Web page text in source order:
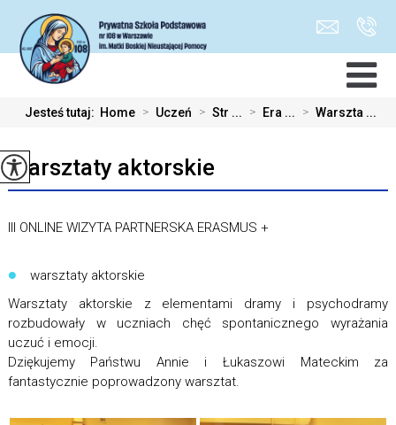
Jesteś tutaj: Home > Uczeń > Str ... > Era ... > Warszta ...
Warsztaty aktorskie
III ONLINE WIZYTA PARTNERSKA ERASMUS +
warsztaty aktorskie
Warsztaty aktorskie z elementami dramy i psychodramy
rozbudowały w uczniach chęć spontanicznego wyrażania
uczuć i emocji.
Dziękujemy Państwu Annie i Łukaszowi Mateckim za
fantastycznie poprowadzony warsztat.